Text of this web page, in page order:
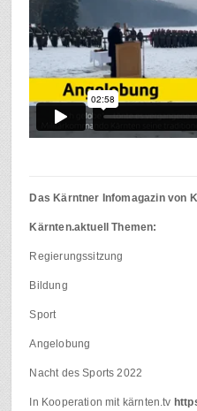
Das Kärntner Infomagazin von
Kärnten.aktuell Themen:
Regierungssitzung
Bildung
Sport
Angelobung
Nacht des Sports 2022
In Kooperation mit kärnten.tv